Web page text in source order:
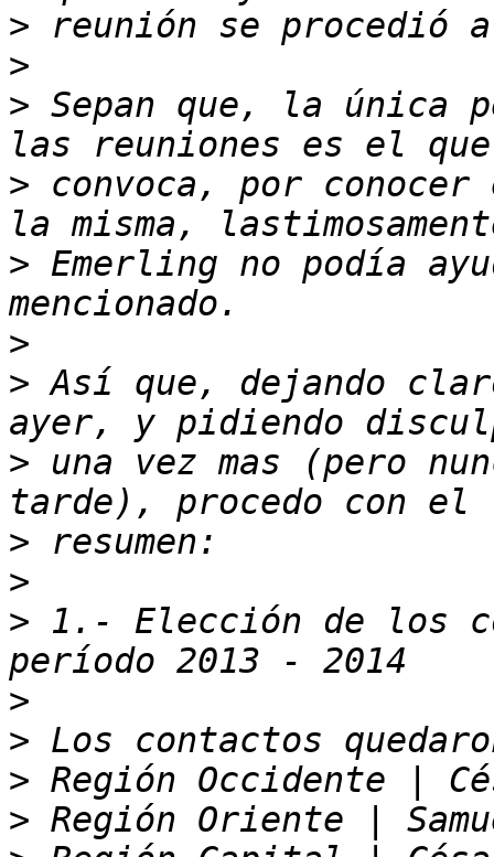
>
>
> Sepan que, la única
> convoca, por
> Emerling no podía
>
> Así que, dejando
> una vez mas (pero
>
>
> 1.- Elección de los
>
>
>
>